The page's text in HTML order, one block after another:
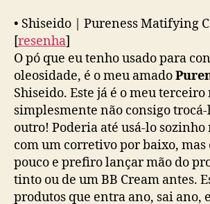
• Shiseido | Pureness Matifying
[resenha]
O pó que eu tenho usado para
oleosidade, é o meu amado
Shiseido. Este já é o meu
simplesmente não consigo
outro! Poderia até usá-lo sozinho
com um corretivo por baixo, mas
pouco e prefiro lançar mão do
tinto ou de um BB Cream antes.
produtos que entra ano, sai ano,